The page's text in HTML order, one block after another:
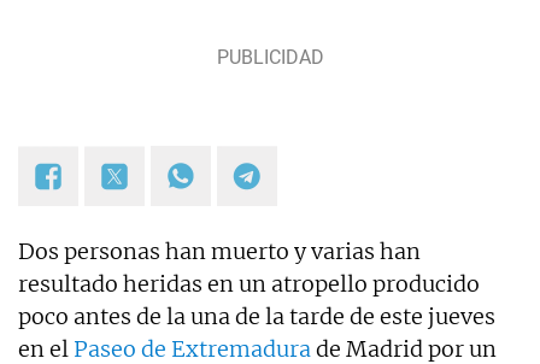
Dos personas han muerto y varias han
resultado heridas en un atropello producido
poco antes de la una de la tarde de este jueves
en el Paseo de Extremadurade Madrid por un